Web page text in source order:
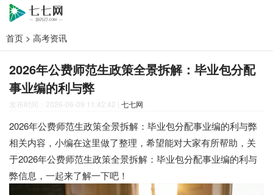
首页 > 高考资讯
2026年公费师范生政策全景拆解：毕业包分配
事业编的利与弊
发布时间：2026-06-09 11:42:42 | 七七网
2026年公费师范生政策全景拆解：毕业包分配事业编的利与弊
相关内容，小编在这里做了整理，希望能对大家有所帮助，关
于2026年公费师范生政策全景拆解：毕业包分配事业编的利与
弊信息，一起来了解一下吧！